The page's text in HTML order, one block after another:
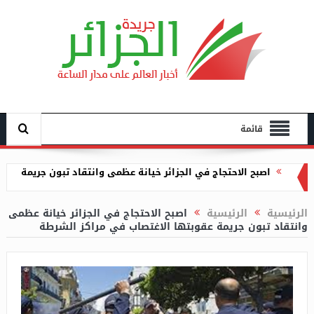
قائمة
إنقاذ طفلة سقطت في بئر بعمق 18 متر بتابلاط في
وزارة التجارة تعاين وفرة المستلزمات المدرسية في
منع استعمال مياه الشرب من منبع “البسان” بمعالمة
عطاف يؤكد أن العلاقات الجزائرية مع بوروندي “على
الرئيسية الرئيسية اصبح الاحتجاج في الجزائر خيانة عظمى
وانتقاد تبون جريمة عقوبتها الاغتصاب في مراكز الشرطة